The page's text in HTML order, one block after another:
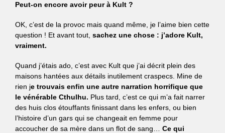
Peut-on encore avoir peur à Kult ?
OK, c’est de la provoc mais quand même, je l’aime bien cette
question ! Et avant tout, sachez une chose : j’adore Kult,
vraiment.
Quand j’étais ado, c’est avec Kult que j’ai décrit plein des
maisons hantées aux détails inutilement craspecs. Mine de
rien je trouvais enfin une autre narration horrifique que
le vénérable Cthulhu. Plus tard, c’est ce qui m’a fait narrer
des huis clos étouffants finissant dans les enfers, ou bien
l’histoire d’un gars qui se changeait en femme pour
accoucher de sa mère dans un flot de sang… Ce qui